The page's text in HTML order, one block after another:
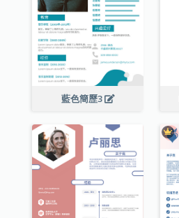
藍色簡歷3